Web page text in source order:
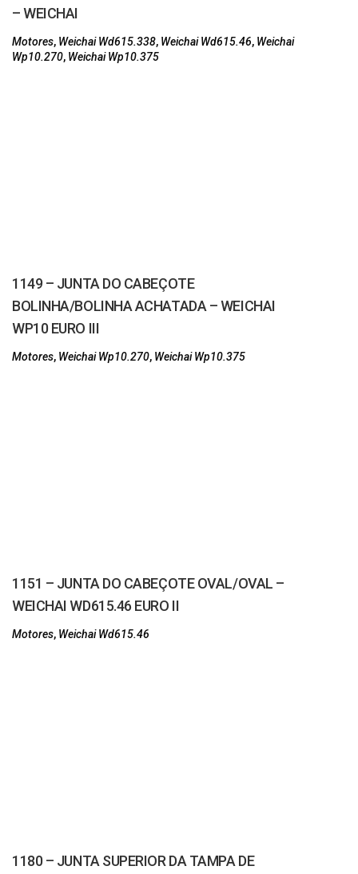
– WEICHAI
Motores, Weichai Wd615.338, Weichai Wd615.46, Weichai
Wp10.270, Weichai Wp10.375
1149 – JUNTA DO CABEÇOTE
BOLINHA/BOLINHA ACHATADA – WEICHAI
WP10 EURO III
Motores, Weichai Wp10.270, Weichai Wp10.375
1151 – JUNTA DO CABEÇOTE OVAL/OVAL –
WEICHAI WD615.46 EURO II
Motores, Weichai Wd615.46
1180 – JUNTA SUPERIOR DA TAMPA DE